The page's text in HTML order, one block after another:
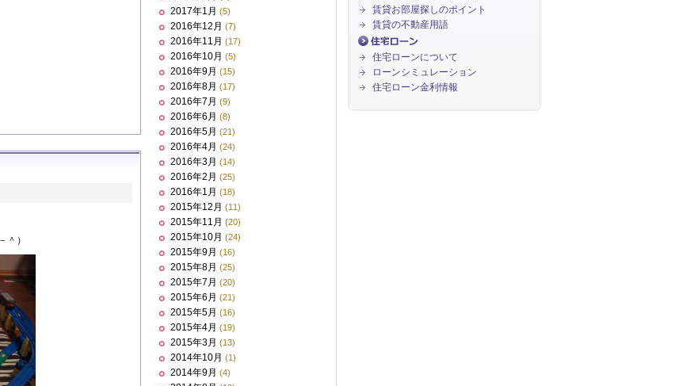
＾）
2017年1月 (5)
2016年12月 (7)
2016年11月 (17)
2016年10月 (5)
2016年9月 (15)
2016年8月 (17)
2016年7月 (9)
2016年6月 (8)
2016年5月 (21)
2016年4月 (24)
2016年3月 (14)
2016年2月 (25)
2016年1月 (18)
2015年12月 (11)
2015年11月 (20)
2015年10月 (24)
2015年9月 (16)
2015年8月 (25)
2015年7月 (20)
2015年6月 (21)
2015年5月 (16)
2015年4月 (19)
2015年3月 (13)
2014年10月 (1)
2014年9月 (4)
賃貸お部屋探しのポイント
賃貸の不動産用語
住宅ローンについて
ローンシミュレーション
住宅ローン金利情報